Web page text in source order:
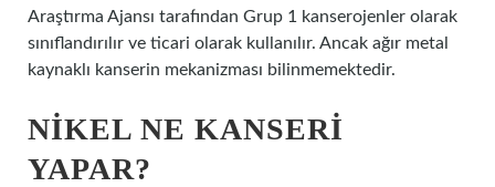
Araştırma Ajansı tarafından Grup 1 kanserojenler olarak
sınıflandırılır ve ticari olarak kullanılır. Ancak ağır metal
kaynaklı kanserin mekanizması bilinmemektedir.
NIKEL NE KANSERI
YAPAR?